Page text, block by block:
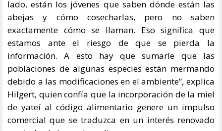
lado, están los jóvenes que saben dónde están las
abejas y cómo cosecharlas, pero no saben
exactamente cómo se llaman. Eso significa que
estamos ante el riesgo de que se pierda la
información. A esto hay que sumarle que las
poblaciones de algunas especies están mermando
debido a las modificaciones en el ambiente”, explica
Hilgert, quien confía que la incorporación de la miel
de yateí al código alimentario genere un impulso
comercial que se traduzca en un interés renovado